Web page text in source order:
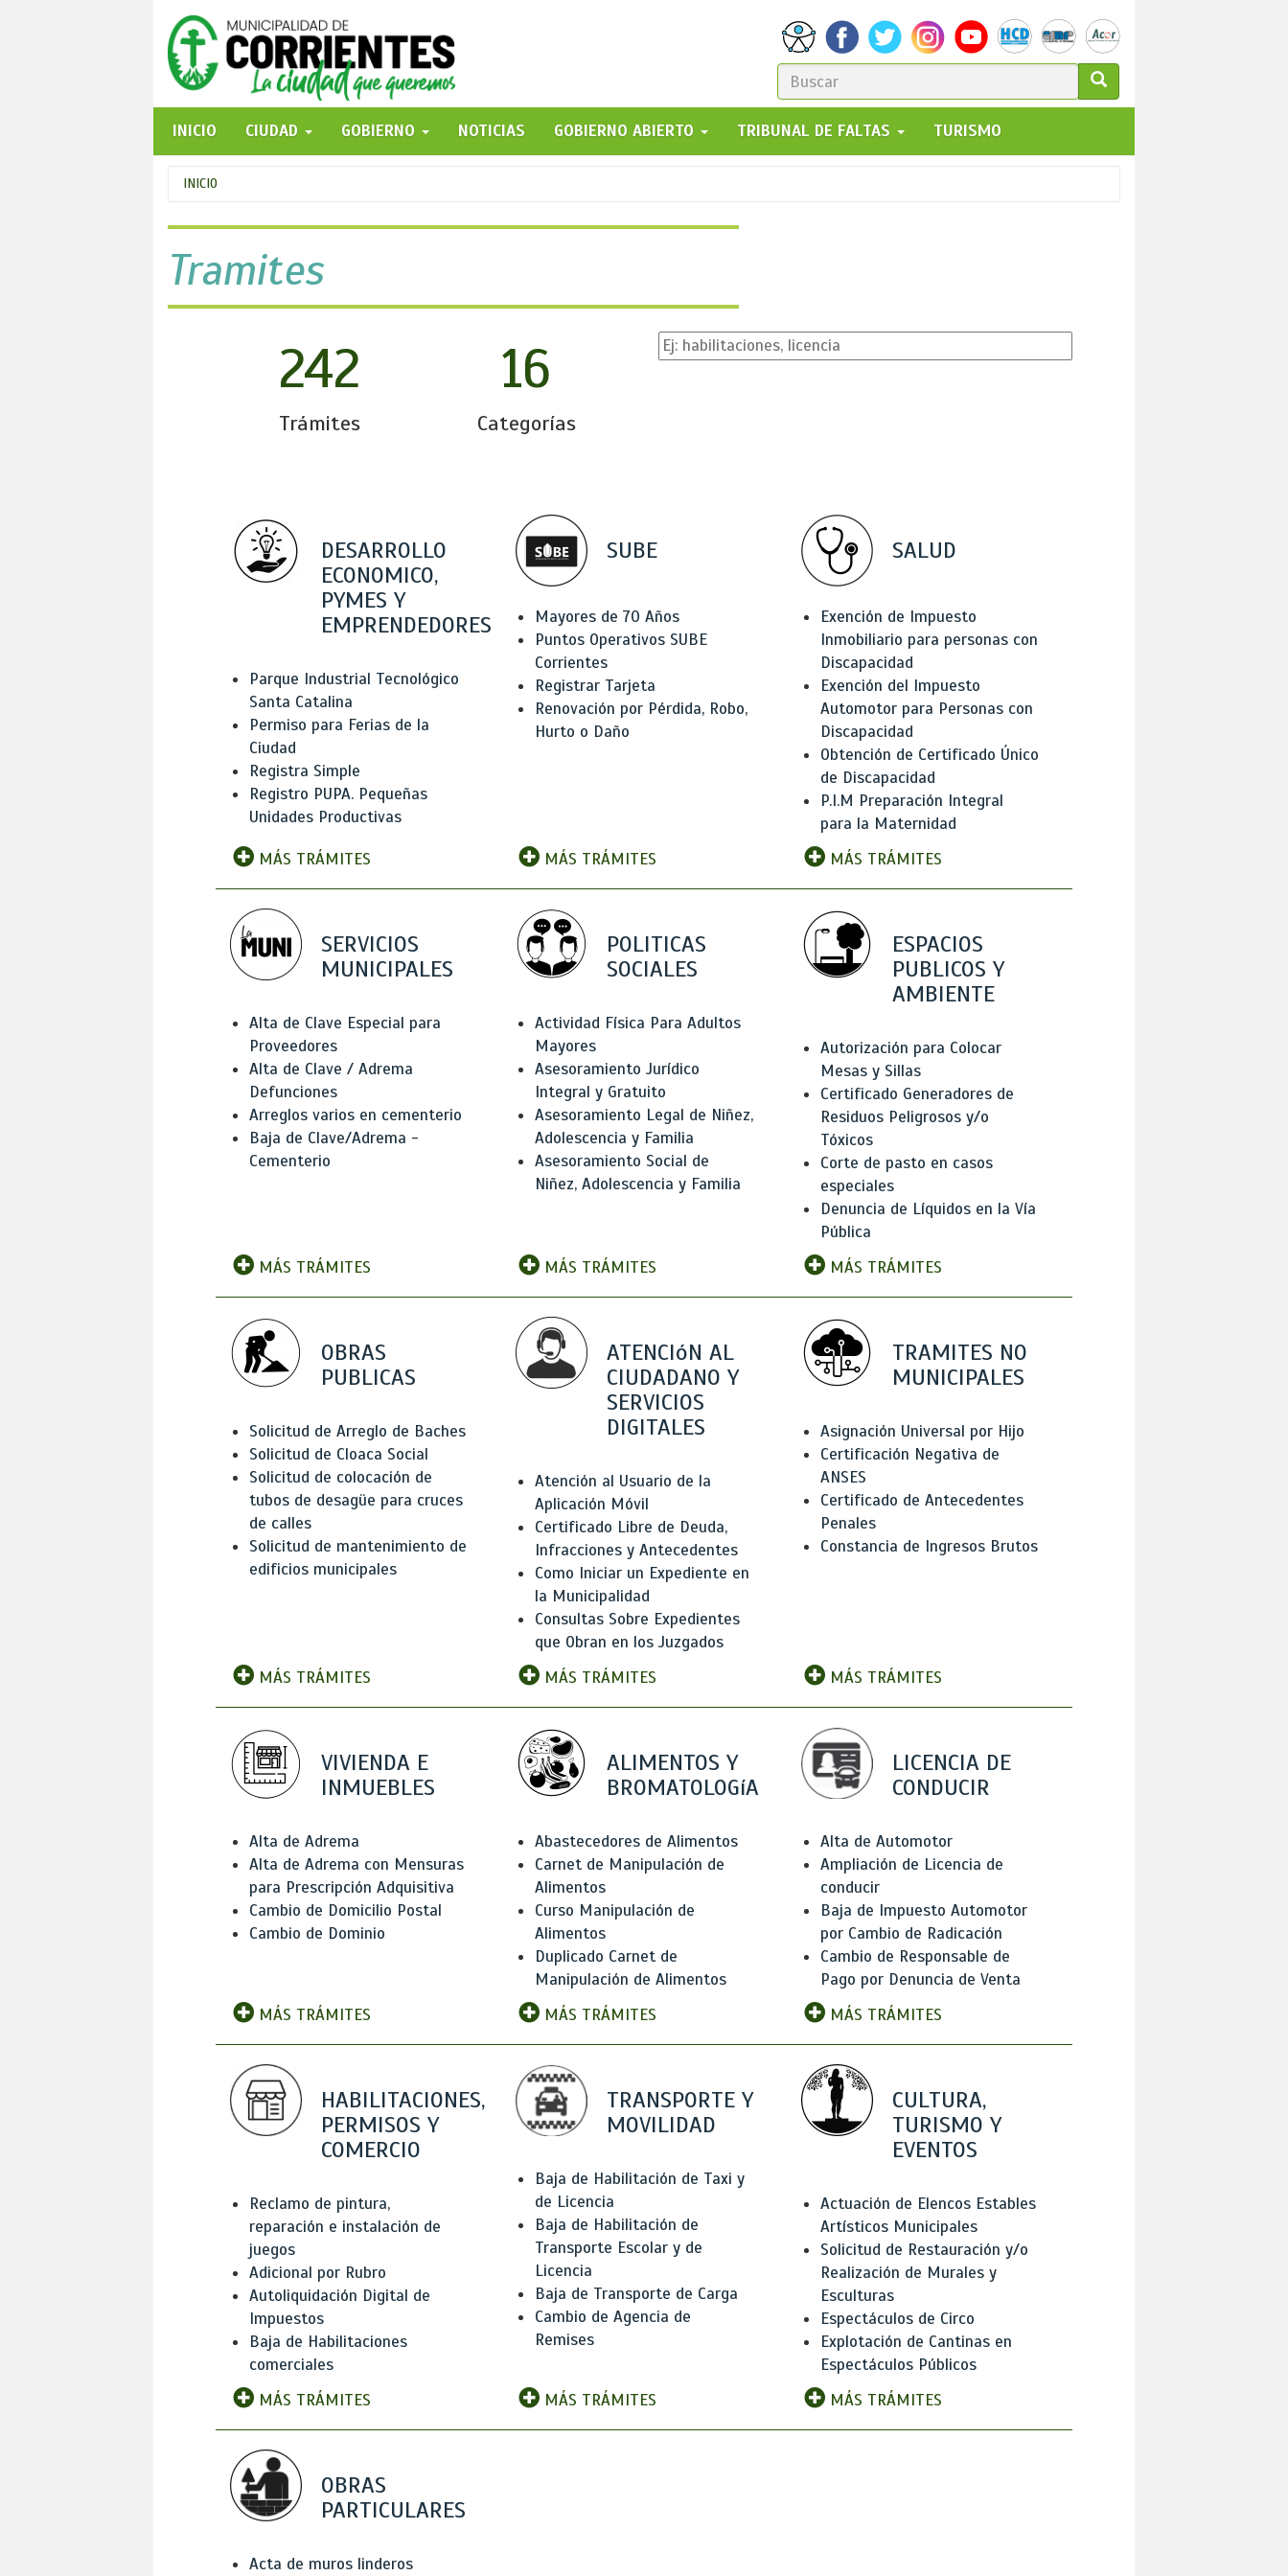
FORMULARIO
DE
BÚSQUEDA
GO!
INICIO
CIUDAD GOBIERNO NOTICIAS GOBIERNO ABIERTO TRIBUNAL DE FALTAS TURISMO
Se
encuentra
usted
aquí
INICIO
Tramites
242
Trámites
16
Categorías
DESARROLLO
ECONOMICO,
PYMES Y
EMPRENDEDORES
Parque Industrial Tecnológico
Santa Catalina
Permiso para Ferias de la
Ciudad
Registra Simple
Registro PUPA. Pequeñas
Unidades Productivas
MÁS TRÁMITES
SUBE
Mayores de 70 Años
Puntos Operativos SUBE
Corrientes
Registrar Tarjeta
Renovación por Pérdida, Robo,
Hurto o Daño
MÁS TRÁMITES
SALUD
Exención de Impuesto
Inmobiliario para personas con
Discapacidad
Exención del Impuesto
Automotor para Personas con
Discapacidad
Obtención de Certificado Único
de Discapacidad
P.I.M Preparación Integral
para la Maternidad
MÁS TRÁMITES
SERVICIOS
MUNICIPALES
Alta de Clave Especial para
Proveedores
Alta de Clave / Adrema
Defunciones
Arreglos varios en cementerio
Baja de Clave/Adrema -
Cementerio
MÁS TRÁMITES
POLITICAS
SOCIALES
Actividad Física Para Adultos
Mayores
Asesoramiento Jurídico
Integral y Gratuito
Asesoramiento Legal de Niñez,
Adolescencia y Familia
Asesoramiento Social de
Niñez, Adolescencia y Familia
MÁS TRÁMITES
ESPACIOS
PUBLICOS Y
AMBIENTE
Autorización para Colocar
Mesas y Sillas
Certificado Generadores de
Residuos Peligrosos y/o
Tóxicos
Corte de pasto en casos
especiales
Denuncia de Líquidos en la Vía
Pública
MÁS TRÁMITES
OBRAS
PUBLICAS
Solicitud de Arreglo de Baches
Solicitud de Cloaca Social
Solicitud de colocación de
tubos de desagüe para cruces
de calles
Solicitud de mantenimiento de
edificios municipales
MÁS TRÁMITES
ATENCIóN AL
CIUDADANO Y
SERVICIOS
DIGITALES
Atención al Usuario de la
Aplicación Móvil
Certificado Libre de Deuda,
Infracciones y Antecedentes
Como Iniciar un Expediente en
la Municipalidad
Consultas Sobre Expedientes
que Obran en los Juzgados
MÁS TRÁMITES
TRAMITES NO
MUNICIPALES
Asignación Universal por Hijo
Certificación Negativa de
ANSES
Certificado de Antecedentes
Penales
Constancia de Ingresos Brutos
MÁS TRÁMITES
VIVIENDA E
INMUEBLES
Alta de Adrema
Alta de Adrema con Mensuras
para Prescripción Adquisitiva
Cambio de Domicilio Postal
Cambio de Dominio
MÁS TRÁMITES
ALIMENTOS Y
BROMATOLOGíA
Abastecedores de Alimentos
Carnet de Manipulación de
Alimentos
Curso Manipulación de
Alimentos
Duplicado Carnet de
Manipulación de Alimentos
MÁS TRÁMITES
LICENCIA DE
CONDUCIR
Alta de Automotor
Ampliación de Licencia de
conducir
Baja de Impuesto Automotor
por Cambio de Radicación
Cambio de Responsable de
Pago por Denuncia de Venta
MÁS TRÁMITES
HABILITACIONES,
PERMISOS Y
COMERCIO
Reclamo de pintura,
reparación e instalación de
juegos
Adicional por Rubro
Autoliquidación Digital de
Impuestos
Baja de Habilitaciones
comerciales
MÁS TRÁMITES
TRANSPORTE Y
MOVILIDAD
Baja de Habilitación de Taxi y
de Licencia
Baja de Habilitación de
Transporte Escolar y de
Licencia
Baja de Transporte de Carga
Cambio de Agencia de
Remises
MÁS TRÁMITES
CULTURA,
TURISMO Y
EVENTOS
Actuación de Elencos Estables
Artísticos Municipales
Solicitud de Restauración y/o
Realización de Murales y
Esculturas
Espectáculos de Circo
Explotación de Cantinas en
Espectáculos Públicos
MÁS TRÁMITES
OBRAS
PARTICULARES
Acta de muros linderos